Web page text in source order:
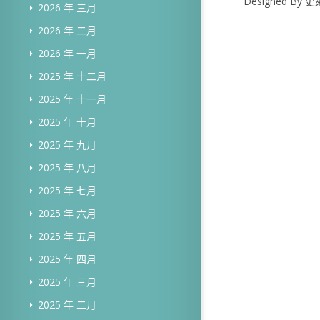
2026 年 三月
2026 年 二月
2026 年 一月
2025 年 十二月
2025 年 十一月
2025 年 十月
2025 年 九月
2025 年 八月
2025 年 七月
2025 年 六月
2025 年 五月
2025 年 四月
2025 年 三月
2025 年 二月